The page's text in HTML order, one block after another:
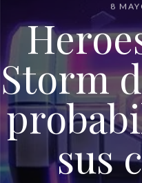
8
Storm
sus